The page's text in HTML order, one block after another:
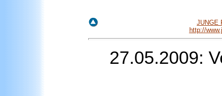
JUNGE
http://
27.05.2009: